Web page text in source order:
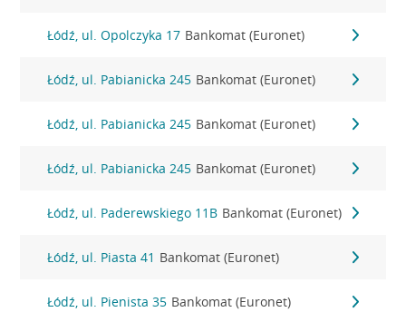
Łódź, ul. Opolczyka 17 Bankomat (Euronet)
Łódź, ul. Pabianicka 245 Bankomat (Euronet)
Łódź, ul. Pabianicka 245 Bankomat (Euronet)
Łódź, ul. Pabianicka 245 Bankomat (Euronet)
Łódź, ul. Paderewskiego 11B Bankomat (Euronet)
Łódź, ul. Piasta 41 Bankomat (Euronet)
Łódź, ul. Pienista 35 Bankomat (Euronet)